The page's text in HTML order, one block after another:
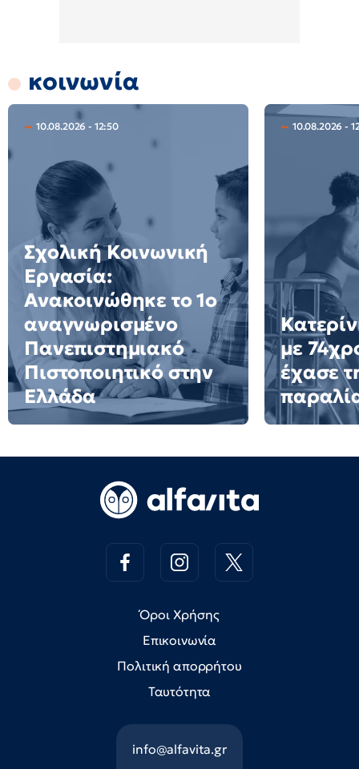
κοινωνία
10.08.2026 - 12:50
Σχολική Κοινωνική
Εργασία:
Ανακοινώθηκε το 1ο
αναγνωρισμένο
Πανεπιστημιακό
Πιστοποιητικό στην
Ελλάδα
10.08.2026 -
με
έχασε
Όροι Χρήσης
Επικοινωνία
Πολιτική απορρήτου
Ταυτότητα
info@alfavita.gr